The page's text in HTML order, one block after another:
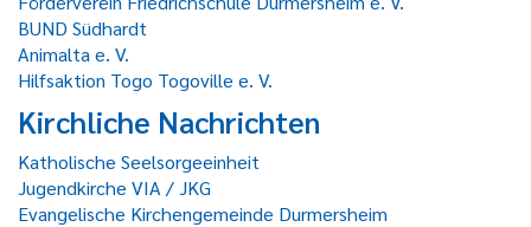
BUND Südhardt
Animalta e. V.
Hilfsaktion Togo Togoville e. V.
Kirchliche Nachrichten
Katholische Seelsorgeeinheit
Jugendkirche VIA / JKG
Evangelische Kirchengemeinde Durmersheim